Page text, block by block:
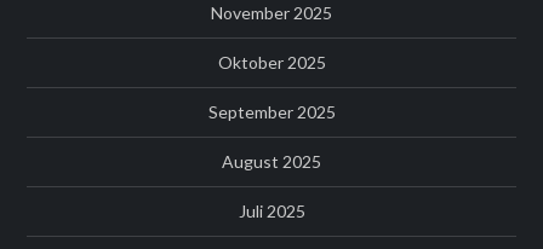
November 2025
Oktober 2025
September 2025
August 2025
Juli 2025